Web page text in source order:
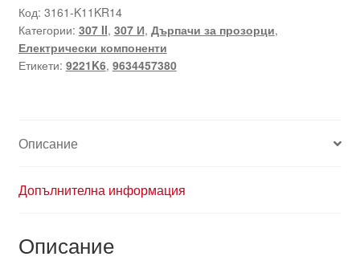
повдигане
на
лявото
предно
9634457380
Код: 3161-K11KR14
Категории: 307 II, 307 И, Дърпачи за прозорци,
Електрически компоненти
Етикети: 9221K6, 9634457380
Описание
Допълнителна информация
Описание